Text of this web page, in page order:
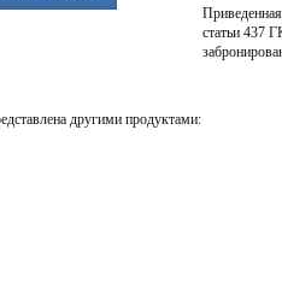
статьи 437
другими продуктами: